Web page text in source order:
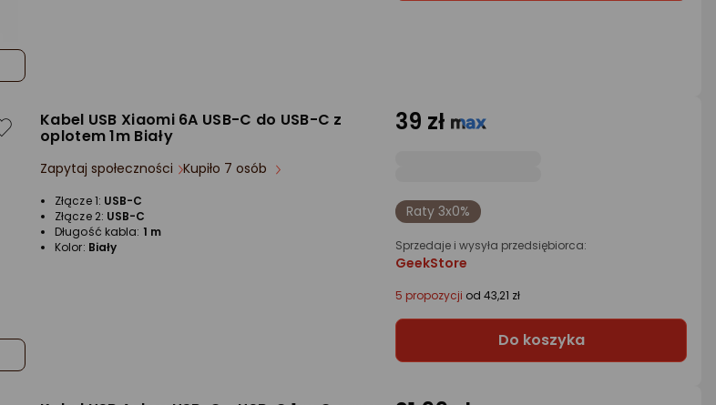
Kabel USB Xiaomi 6A USB-C do USB-C z
oplotem 1m Biały
Zapytaj społeczności Kupiło 7 osób
Złącze 1: USB-C
Złącze 2: USB-C
Długość kabla: 1 m
Kolor: Biały
39 zł
Raty 3x0%
Sprzedaje i wysyła przedsiębiorca:
GeekStore
5 propozycji od 43,21 zł
Do koszyka